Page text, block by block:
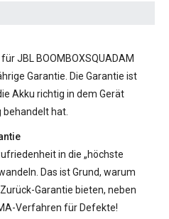
JBL BOOMBOXSQUADAM
Garantie. Die Garantie ist
Akku richtig in dem Gerät
hat.
in die „höchste
Das ist Grund, warum
Garantie bieten, neben
Verfahren für Defekte!